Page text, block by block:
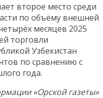
второе место среди
по объёму внешней
месяцев 2025
торговли
Узбекистан
по сравнению с
года.
«Орской газеты»